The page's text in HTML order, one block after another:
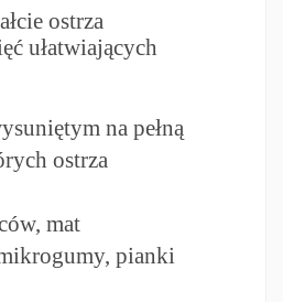
ostrza
ułatwiających
na pełną
ostrza
mat
pianki